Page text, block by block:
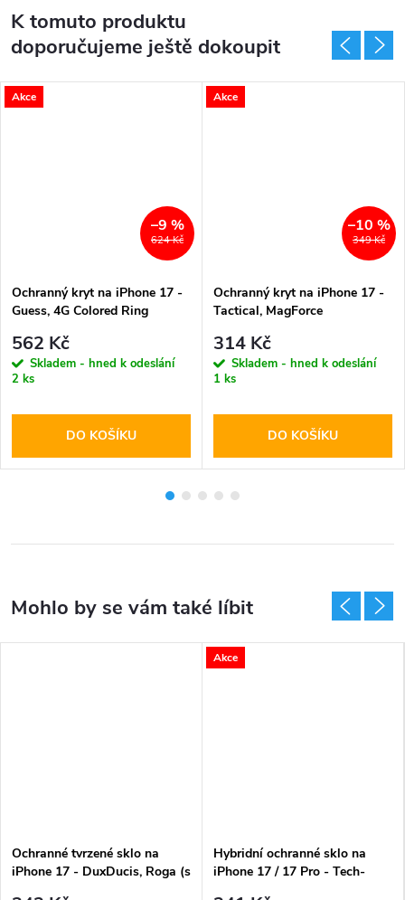
K tomuto produktu
doporučujeme ještě dokoupit
Akce
624 Kč
–9 %
Ochranný kryt na iPhone 17 -
Guess, 4G Colored Ring
562 Kč
Skladem - hned k odeslání
2 ks
DO KOŠÍKU
Akce
349 Kč
–10 %
Ochranný kryt na iPhone 17 -
Tactical, MagForce
314 Kč
Skladem - hned k odeslání
1 ks
DO KOŠÍKU
Ochranné tvrzené sklo na
iPhone 17 - DuxDucis, Roga (s
Akce
Hybridní ochranné sklo na
iPhone 17 / 17 Pro - Tech-